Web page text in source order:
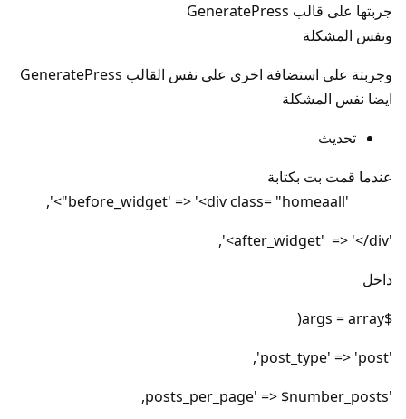
جربتها على قالب GeneratePress
ونفس المشكلة
وجربتة على استضافة اخرى على نفس القالب GeneratePress
ايضا نفس المشكلة
تحديث
عندما قمت بت بكتابة
'before_widget' => '<div class= "homeaall">',
'after_widget' => '</div>',
داخل
$args = array(
'post_type' => 'post',
'posts_per_page' => $number_posts,